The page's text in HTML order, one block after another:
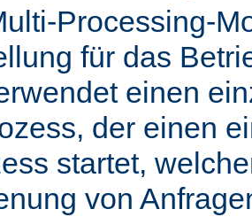
Processing-
für das
einen
der einen
startet,
von